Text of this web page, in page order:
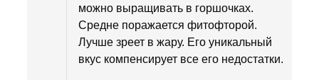
можно выращивать в горшочках.
Средне поражается фитофторой.
Лучше зреет в жару. Его уникальный
вкус компенсирует все его недостатки.